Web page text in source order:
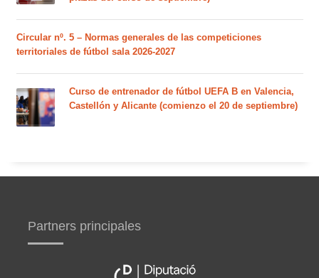
Circular nº. 5 – Normas generales de las competiciones
territoriales de fútbol sala 2026-2027
Curso de entrenador de fútbol UEFA B en Valencia,
Castellón y Alicante (comienzo el 20 de septiembre)
Partners principales